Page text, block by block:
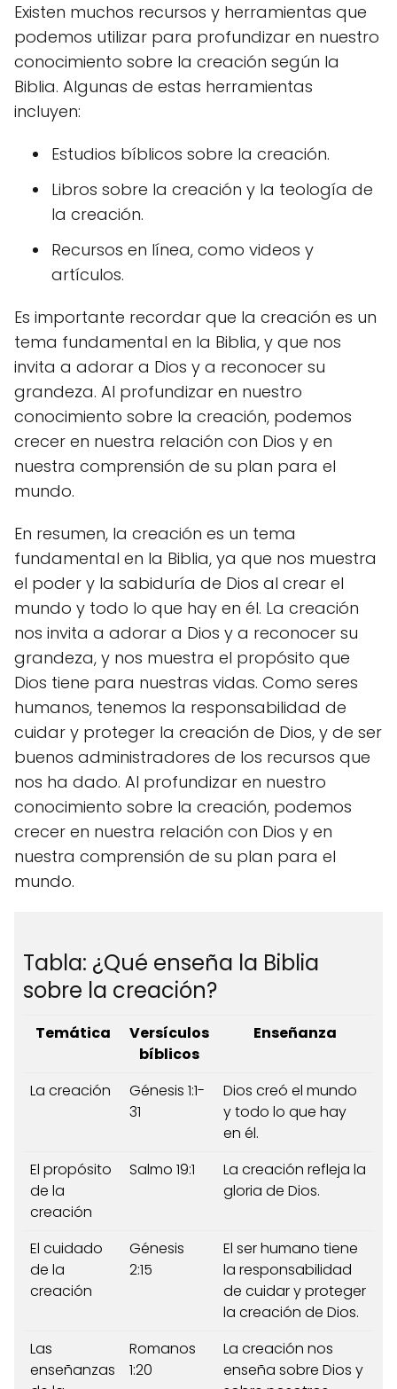
Existen muchos recursos y herramientas que
podemos utilizar para profundizar en nuestro
conocimiento sobre la creación según la
Biblia. Algunas de estas herramientas
incluyen:
Estudios bíblicos sobre la creación.
Libros sobre la creación y la teología de
la creación.
Recursos en línea, como videos y
artículos.
Es importante recordar que la creación es un
tema fundamental en la Biblia, y que nos
invita a adorar a Dios y a reconocer su
grandeza. Al profundizar en nuestro
conocimiento sobre la creación, podemos
crecer en nuestra relación con Dios y en
nuestra comprensión de su plan para el
mundo.
En resumen, la creación es un tema
fundamental en la Biblia, ya que nos muestra
el poder y la sabiduría de Dios al crear el
mundo y todo lo que hay en él. La creación
nos invita a adorar a Dios y a reconocer su
grandeza, y nos muestra el propósito que
Dios tiene para nuestras vidas. Como seres
humanos, tenemos la responsabilidad de
cuidar y proteger la creación de Dios, y de ser
buenos administradores de los recursos que
nos ha dado. Al profundizar en nuestro
conocimiento sobre la creación, podemos
crecer en nuestra relación con Dios y en
nuestra comprensión de su plan para el
mundo.
Tabla: ¿Qué enseña la Biblia
sobre la creación?
Temática
Versículos
bíblicos
Enseñanza
La creación
Génesis 1:1-
31
Dios creó el mundo
y todo lo que hay
en él.
El propósito
de la
creación
Salmo 19:1
La creación refleja la
gloria de Dios.
El cuidado
de la
creación
Génesis
2:15
El ser humano tiene
la responsabilidad
de cuidar y proteger
la creación de Dios.
Las
enseñanzas
Romanos
1:20
La creación nos
enseña sobre Dios y